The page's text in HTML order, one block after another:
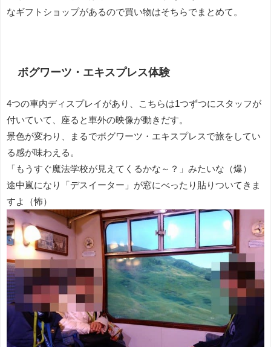
なギフトショップがあるので買い物はそちらでまとめて。
ボグワーツ・エキスプレス体験
4つの車内ディスプレイがあり、こちらは1つずつにスタッフが
付いていて、座ると車外の映像が動きだす。
景色が変わり、まるでボグワーツ・エキスプレスで旅をしてい
る感が味わえる。
「もうすぐ魔法学校が見えてくるかな～？」みたいな（爆）
途中嵐になり「デスイーター」が窓にべったり貼りついてきま
すよ（怖）